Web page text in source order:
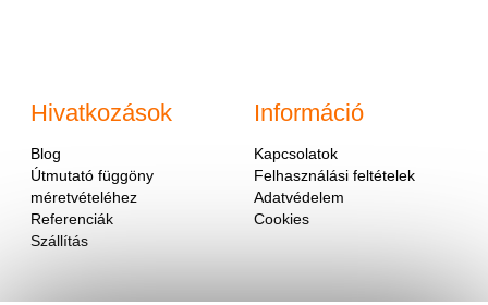
Hivatkozások
Blog
Útmutató függöny
méretvételéhez
Referenciák
Szállítás
Információ
Kapcsolatok
Felhasználási feltételek
Adatvédelem
Cookies